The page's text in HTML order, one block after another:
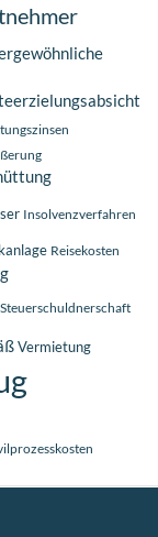
Insolvenzverfahren
Reisekosten
Steuerschuldnerschaft
Vermietung